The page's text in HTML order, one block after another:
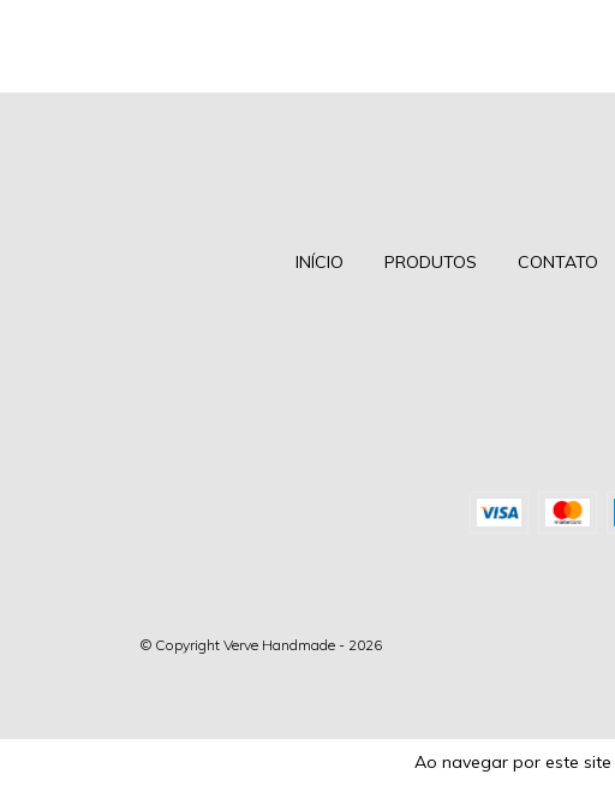
Ao navegar por este site
INÍCIO PRODUTOS CONTATO
© Copyright Verve Handmade - 2026